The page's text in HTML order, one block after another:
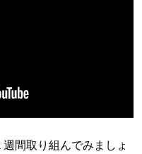
間取り組んでみましょ